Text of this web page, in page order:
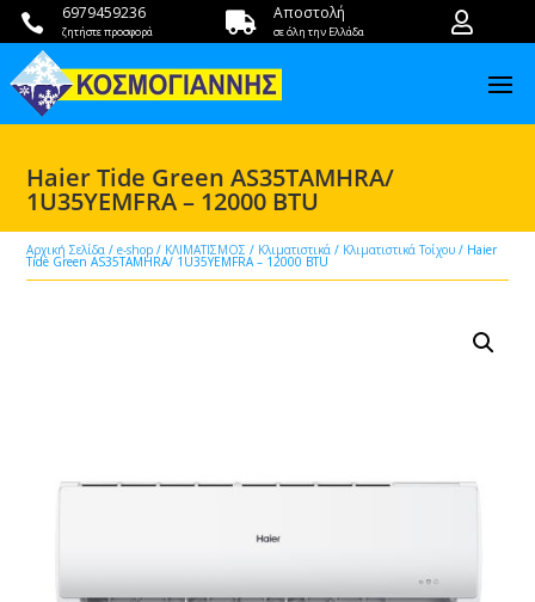
 6979459236
ζητήστε προσφορά  Αποστολή
σε όλη την Ελλάδα 
Haier Tide Green AS35TAMHRA/
1U35YEMFRA – 12000 BTU
Αρχική Σελίδα /e-shop / ΚΛΙΜΑΤΙΣΜΟΣ / Κλιματιστικά / Κλιματιστικά Τοίχου / Haier
Tide Green AS35TAMHRA/ 1U35YEMFRA – 12000 BTU